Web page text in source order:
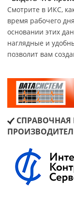
Смотрите в ИКС,
время рабочего
основании этих
наглядные и
позволит вам